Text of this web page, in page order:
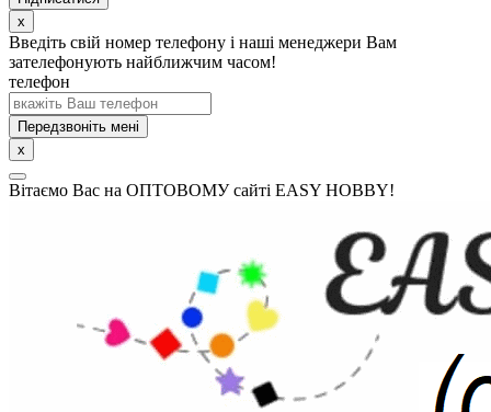
x
Введіть свій номер телефону і наші менеджери Вам
зателефонують найближчим часом!
телефон
Передзвоніть мені
x
Вітаємо Вас на ОПТОВОМУ сайті EASY HOBBY!